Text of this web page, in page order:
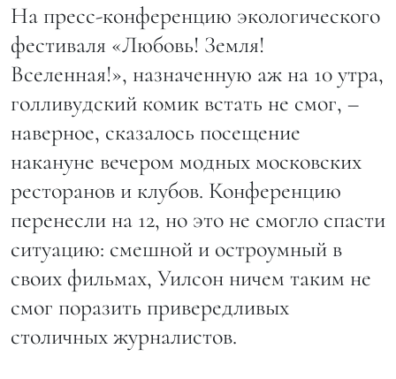
На пресс-конференцию экологического
фестиваля «Любовь! Земля!
Вселенная!», назначенную аж на 10 утра,
голливудский комик встать не смог, –
наверное, сказалось посещение
накануне вечером модных московских
ресторанов и клубов. Конференцию
перенесли на 12, но это не смогло спасти
ситуацию: смешной и остроумный в
своих фильмах, Уилсон ничем таким не
смог поразить привередливых
столичных журналистов.